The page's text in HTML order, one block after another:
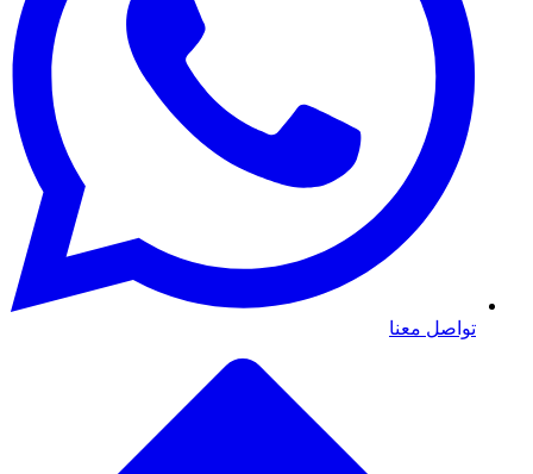
تواصل معنا